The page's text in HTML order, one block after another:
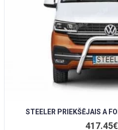
STEELER PRIEKŠĒJAIS A
417.45€